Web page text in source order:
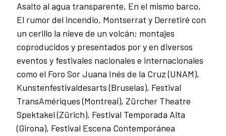
Asalto al agua transparente, En el mismo barco,
El rumor del incendio, Montserrat y Derretiré con
un cerillo la nieve de un volcán; montajes
coproducidos y presentados por y en diversos
eventos y festivales nacionales e internacionales
como el Foro Sor Juana Inés de la Cruz (UNAM),
Kunstenfestivaldesarts (Bruselas), Festival
TransAmériques (Montreal), Zürcher Theatre
Spektakel (Zürich), Festival Temporada Alta
(Girona), Festival Escena Contemporánea